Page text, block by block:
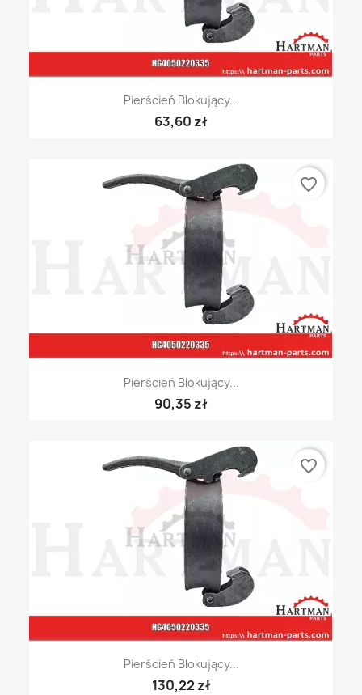
Pierścień Blokujący...
63,60 zł
Pierścień Blokujący...
90,35 zł
favorite_border
Pierścień Blokujący...
130,22 zł
favorite_border